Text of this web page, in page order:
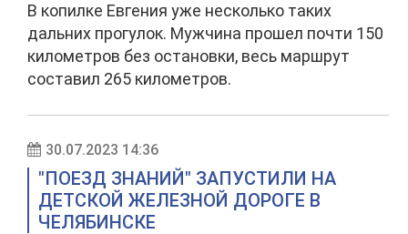
В копилке Евгения уже несколько таких
дальних прогулок. Мужчина прошел почти 150
километров без остановки, весь маршрут
составил 265 километров.
30.07.2023 14:36
"ПОЕЗД ЗНАНИЙ" ЗАПУСТИЛИ НА
ДЕТСКОЙ ЖЕЛЕЗНОЙ ДОРОГЕ В
ЧЕЛЯБИНСКЕ